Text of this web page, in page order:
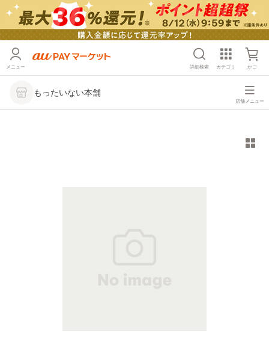
メニュー 詳細検索 カテゴリ かご
もったいない本舗
店舗メニュー